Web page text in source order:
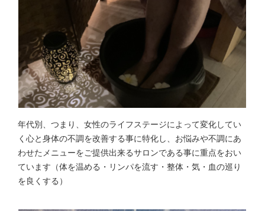
年代別、つまり、女性のライフステージによって変化してい
く心と身体の不調を改善する事に特化し、お悩みや不調にあ
わせたメニューをご提供出来るサロンである事に重点をおい
ています（体を温める・リンパを流す・整体・気・血の巡り
を良くする）